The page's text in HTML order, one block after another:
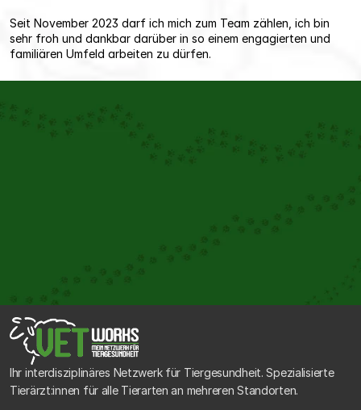
Seit November 2023 darf ich mich zum Team zählen, ich bin
sehr froh und dankbar darüber in so einem engagierten und
familiären Umfeld arbeiten zu dürfen.
Ihr interdisziplinäres Netzwerk für Tiergesundheit. Spezialisierte
Tierärzt:innen für alle Tierarten an mehreren Standorten.